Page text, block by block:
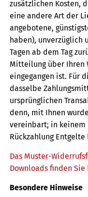
zusätzlichen Kosten,
eine andere Art der
angebotene,
haben), unverzüglich
Tagen ab dem Tag
Mitteilung über Ihren
eingegangen ist. Für
dasselbe
ursprünglichen
denn, mit Ihnen
vereinbart; in keinem
Rückzahlung
Das Muster-
Downloads finden Sie
Besondere Hinweise